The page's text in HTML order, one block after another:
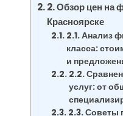
2. Обзор цен на
Красноярске
2.1. Анализ
класса:
и
2.2.
услуг: от
2.3. Советы